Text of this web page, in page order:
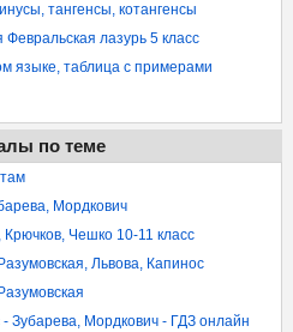
тангенсы, котангенсы
лазурь 5 класс
языке, таблица с примерами
по теме
Мордкович
Крючков, Чешко 10-11 класс
Львова, Капинос
Зубарева, Мордкович - ГДЗ онлайн